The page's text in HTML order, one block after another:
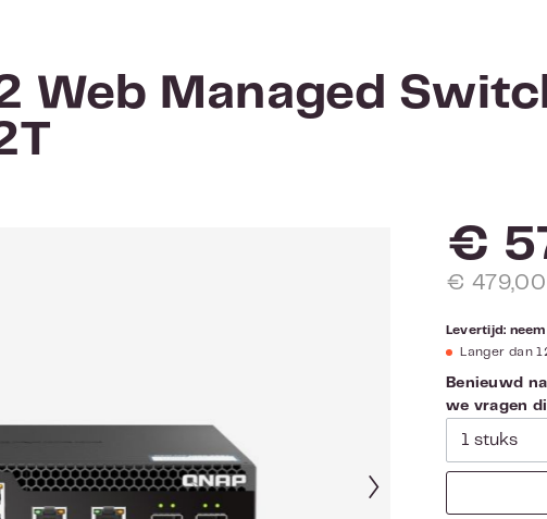
Web Managed
€
€ 479,00
Levertijd:
Langer dan
Benieuwd
we vragen